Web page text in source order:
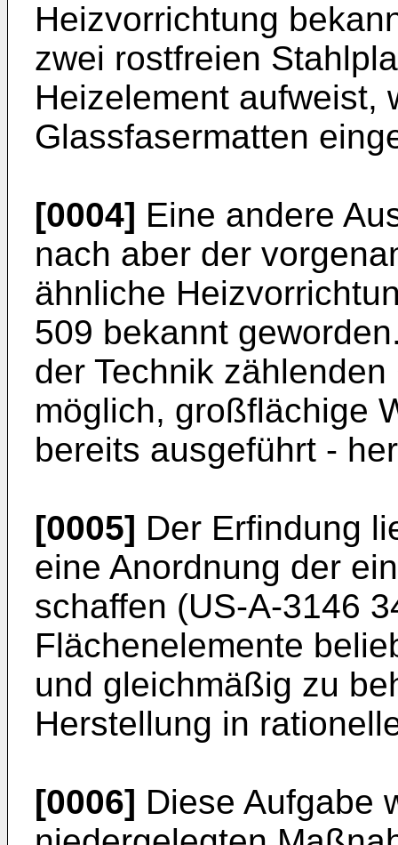
Heizvorrichtung
zwei rostfreien
Heizelement aufweist,
Glassfasermatten
[0004] Eine andere
nach aber der
ähnliche
509 bekannt
der Technik
möglich, großflächige
bereits ausgeführt -
[0005] Der Erfindung
eine Anordnung der
schaffen (US-A-3146
Flächenelemente
und gleichmäßig zu
Herstellung in
[0006] Diese Aufgabe